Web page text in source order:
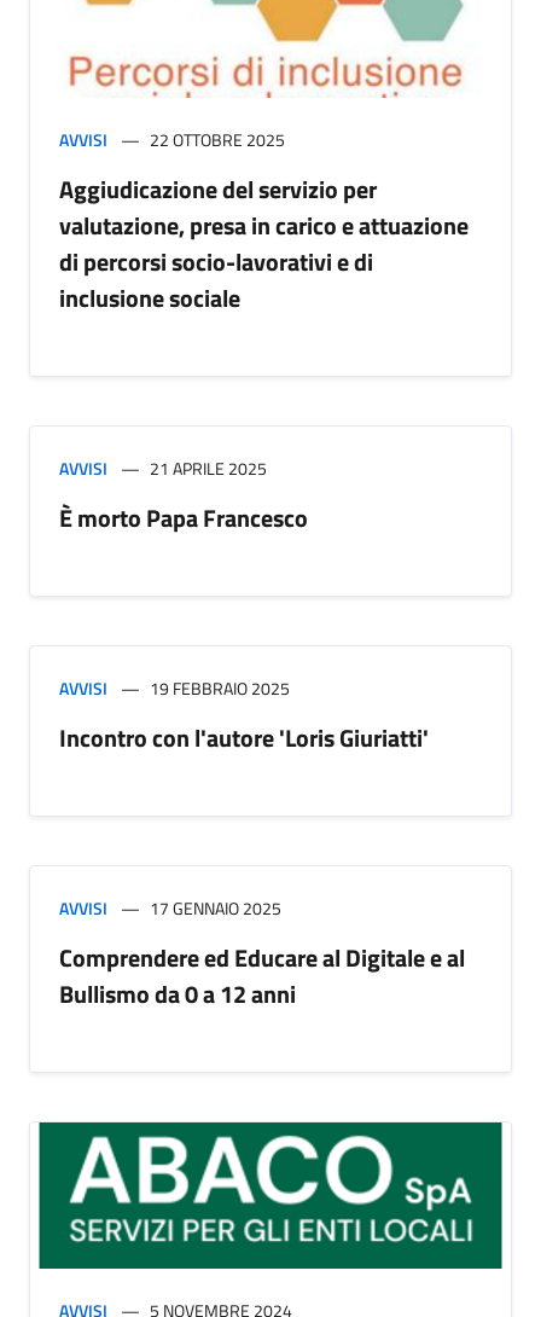
AVVISI 22 OTTOBRE 2025
Aggiudicazione del servizio per
valutazione, presa in carico e attuazione
di percorsi socio-lavorativi e di
inclusione sociale
AVVISI 21 APRILE 2025
È morto Papa Francesco
AVVISI 19 FEBBRAIO 2025
Incontro con l'autore 'Loris Giuriatti'
AVVISI 17 GENNAIO 2025
Comprendere ed Educare al Digitale e al
Bullismo da 0 a 12 anni
AVVISI 5 NOVEMBRE 2024